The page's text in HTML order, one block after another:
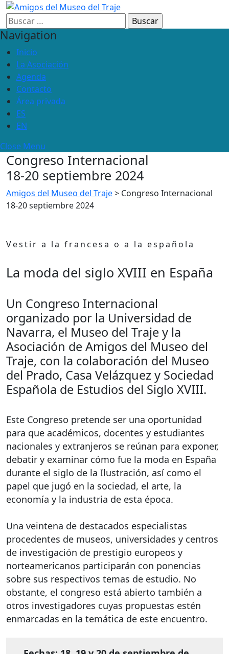
Navigation
Inicio
La Asociación
Agenda
Contacto
Área privada
ES
EN
Close Menu
Congreso Internacional
18-20 septiembre 2024
Amigos del Museo del Traje> Congreso Internacional
18-20 septiembre 2024
Vestir a la francesa o a la española
La moda del siglo XVIII en España
Un Congreso Internacional
organizado por la Universidad de
Navarra, el Museo del Traje y la
Asociación de Amigos del Museo del
Traje, con la colaboración del Museo
del Prado, Casa Velázquez y Sociedad
Española de Estudios del Siglo XVIII.
Este Congreso pretende ser una oportunidad
para que académicos, docentes y estudiantes
nacionales y extranjeros se reúnan para exponer,
debatir y examinar cómo fue la moda en España
durante el siglo de la Ilustración, así como el
papel que jugó en la sociedad, el arte, la
economía y la industria de esta época.
Una veintena de destacados especialistas
procedentes de museos, universidades y centros
de investigación de prestigio europeos y
norteamericanos participarán con ponencias
sobre sus respectivos temas de estudio. No
obstante, el congreso está abierto también a
otros investigadores cuyas propuestas estén
enmarcadas en la temática de este encuentro.